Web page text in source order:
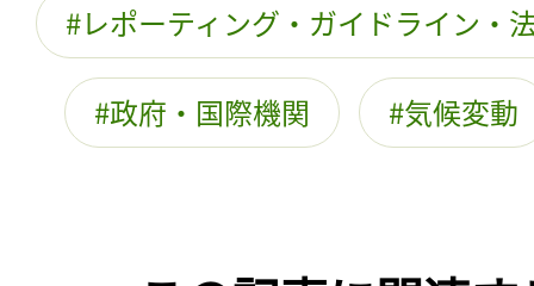
レポーティング・ガイドライン・
政府・国際機関 気候変動